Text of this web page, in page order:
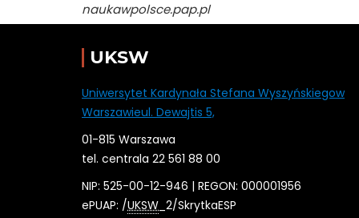
naukawpolsce.pap.pl
UKSW
Uniwersytet Kardynała Stefana Wyszyńskiegow
Warszawieul. Dewajtis 5,
01-815 Warszawa
tel. centrala 22 561 88 00
NIP: 525-00-12-946 | REGON: 000001956
ePUAP: /UKSW _2/SkrytkaESP